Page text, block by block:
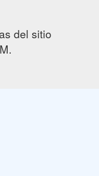
del sitio